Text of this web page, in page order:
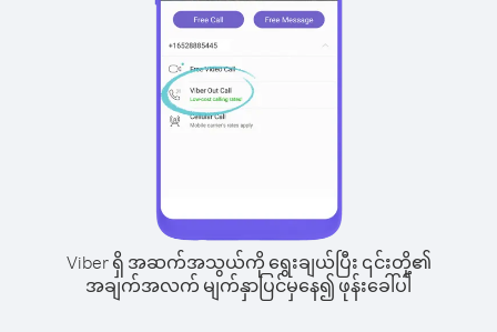
Viber ရှိ အဆက်အသွယ်ကို ရွေးချယ်ပြီး ၎င်းတို့၏
အချက်အလက် မျက်နှာပြင်မှနေ၍ ဖုန်းခေါ်ပါ